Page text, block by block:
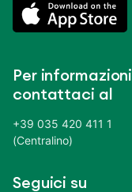
Per informazioni
contattaci al
+39 035 420 411 1
(Centralino)
Seguici su